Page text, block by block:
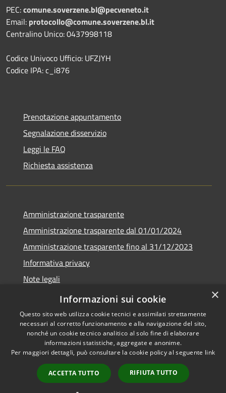
PEC:comune.soverzene.bl@pecveneto.it
Email: protocollo@comune.soverzene.bl.it
Centralino Unico: 0437998118
Codice Univoco Ufficio: UFZJYH
Codice IPA: c_i876
Prenotazione appuntamento
Segnalazione disservizio
Leggi le FAQ
Richiesta assistenza
Amministrazione trasparente
Amministrazione trasparente dal 01/01/2024
Amministrazione trasparente fino al 31/12/2023
Informativa privacy
Note legali
Dichiarazione di accessibilità
Accessibilità
Copyright © 2026 • Comune di
Soverzene • Powered by
Municipium•
Accesso
redazione
×
Informazioni sui cookie
Questo sito web utilizza cookie tecnici e assimilati strettamente
necessari al corretto funzionamento e alla navigazione del sito,
nonché un cookie tecnico analitico al solo fine di elaborare
informazioni statistiche, aggregate e anonime.
Per maggiori dettagli, può consultare la cookie policy al seguente link
ACCETTA TUTTO RIFIUTA TUTTO